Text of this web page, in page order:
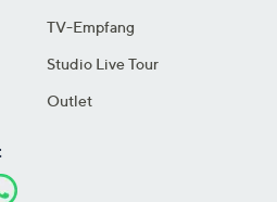
TV-Empfang
Studio Live Tour
Outlet